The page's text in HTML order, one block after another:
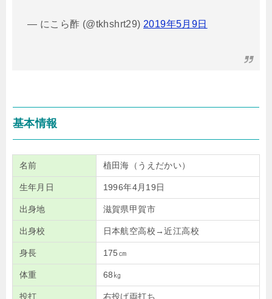
— にこら酢 (@tkhshrt29) 2019年5月9日
基本情報
名前 植田海（うえだかい）
生年月日 1996年4月19日
出身地 滋賀県甲賀市
出身校 日本航空高校→近江高校
身長 175㎝
体重 68㎏
投打 右投げ両打ち